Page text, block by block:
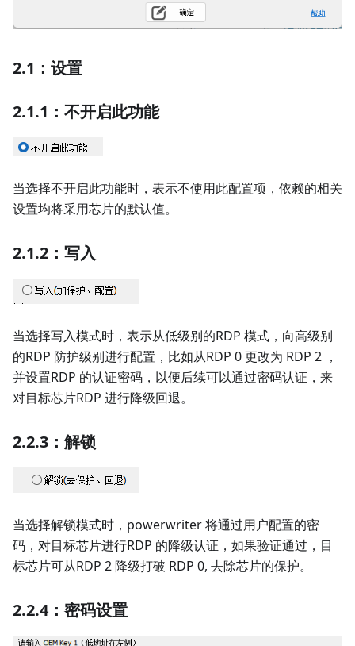
2.1：设置
2.1.1：不开启此功能
当选择不开启此功能时，表示不使用此配置项，依赖的相关
设置均将采用芯片的默认值。
2.1.2：写入
当选择写入模式时，表示从低级别的RDP 模式，向高级别
的RDP 防护级别进行配置，比如从RDP 0 更改为 RDP 2 ，
并设置RDP 的认证密码，以便后续可以通过密码认证，来
对目标芯片RDP 进行降级回退。
2.2.3：解锁
当选择解锁模式时，powerwriter 将通过用户配置的密
码，对目标芯片进行RDP 的降级认证，如果验证通过，目
标芯片可从RDP 2 降级打破 RDP 0, 去除芯片的保护。
2.2.4：密码设置